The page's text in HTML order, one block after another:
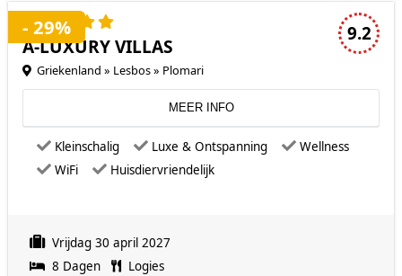
9.2
A-LUXURY VILLAS
Griekenland » Lesbos » Plomari
MEER INFO
Kleinschalig Luxe & Ontspanning
Wellness
WiFi
Huisdiervriendelijk
Vrijdag 30 april 2027
8 Dagen
Logies
- 29%